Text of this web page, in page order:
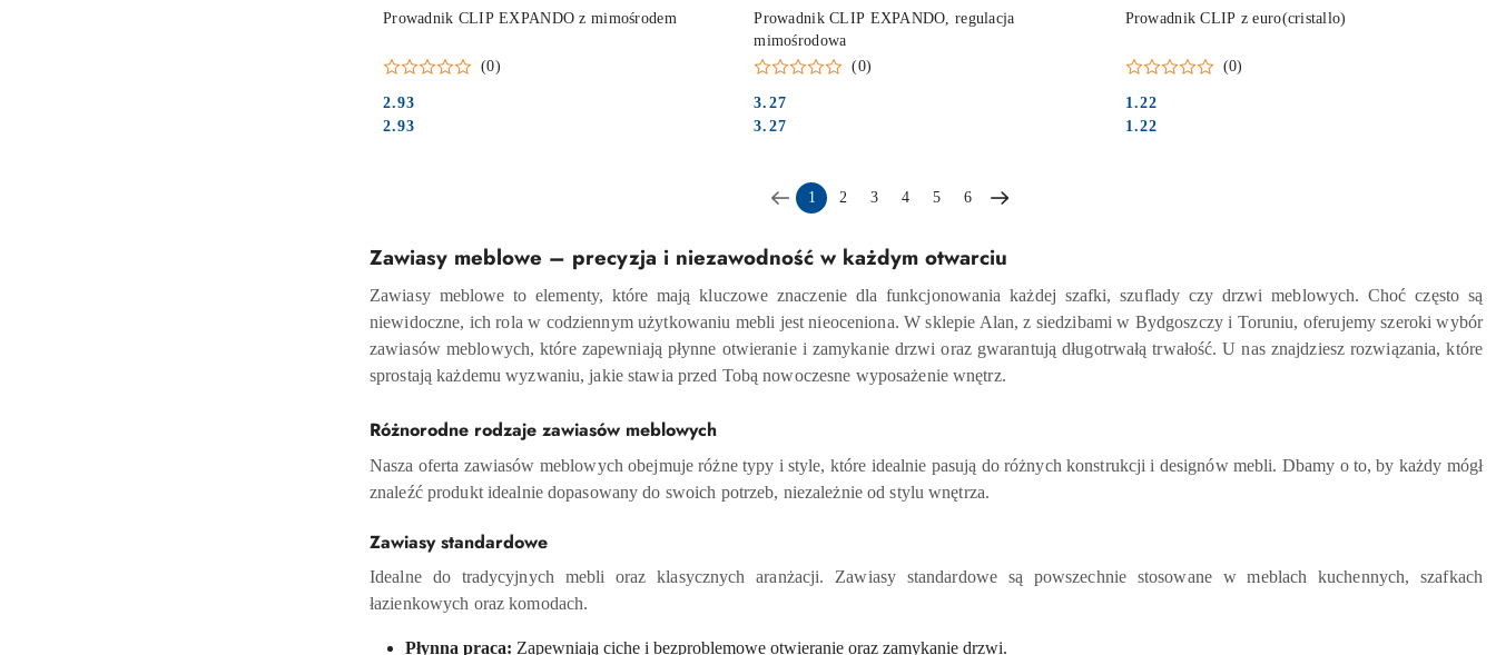
Prowadnik CLIP EXPANDO z mimośrodem
(0)
Cena:
2.93
Cena:
2.93
DO KOSZYKA
Prowadnik CLIP EXPANDO, regulacja
mimośrodowa
(0)
Cena:
3.27
Cena:
3.27
DO KOSZYKA
Prowadnik CLIP z euro(cristallo)
(0)
Cena:
1.22
Cena:
1.22
DO KOSZYKA
1 2 3 4 5 6
Zawiasy meblowe – precyzja i niezawodność w każdym otwarciu
Zawiasy meblowe to elementy, które mają kluczowe znaczenie dla funkcjonowania każdej szafki, szuflady czy drzwi meblowych. Choć często są
niewidoczne, ich rola w codziennym użytkowaniu mebli jest nieoceniona. W sklepie Alan, z siedzibami w Bydgoszczy i Toruniu, oferujemy szeroki wybór
zawiasów meblowych, które zapewniają płynne otwieranie i zamykanie drzwi oraz gwarantują długotrwałą trwałość. U nas znajdziesz rozwiązania, które
sprostają każdemu wyzwaniu, jakie stawia przed Tobą nowoczesne wyposażenie wnętrz.
Różnorodne rodzaje zawiasów meblowych
Nasza oferta zawiasów meblowych obejmuje różne typy i style, które idealnie pasują do różnych konstrukcji i designów mebli. Dbamy o to, by każdy mógł
znaleźć produkt idealnie dopasowany do swoich potrzeb, niezależnie od stylu wnętrza.
Zawiasy standardowe
Idealne do tradycyjnych mebli oraz klasycznych aranżacji. Zawiasy standardowe są powszechnie stosowane w meblach kuchennych, szafkach
łazienkowych oraz komodach.
Płynna praca: Zapewniają ciche i bezproblemowe otwieranie oraz zamykanie drzwi.